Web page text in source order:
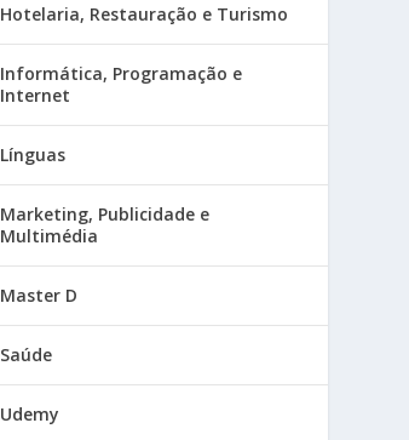
Hotelaria, Restauração e Turismo
Informática, Programação e
Internet
Línguas
Marketing, Publicidade e
Multimédia
Master D
Saúde
Udemy